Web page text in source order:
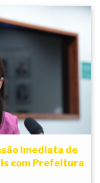
imediata de
com Prefeitura